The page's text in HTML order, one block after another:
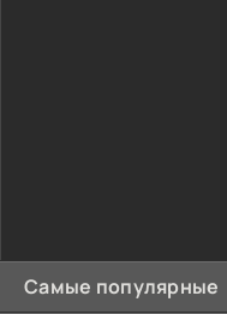
Самые популярные